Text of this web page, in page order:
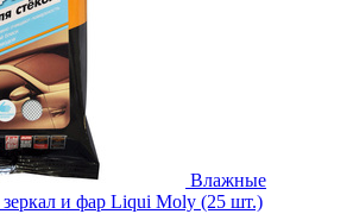
Влажные
зеркал и фар Liqui Moly (25 шт.)